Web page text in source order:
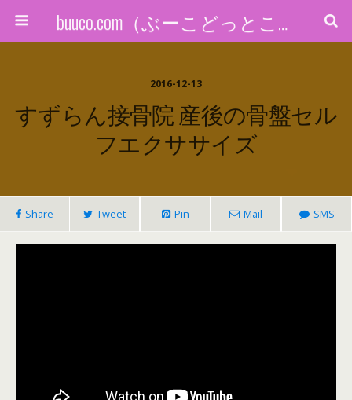
buuco.com（ぶーこどっとこむ）
2016-12-13
すずらん接骨院 産後の骨盤セル
フエクササイズ
Share Tweet Pin Mail SMS